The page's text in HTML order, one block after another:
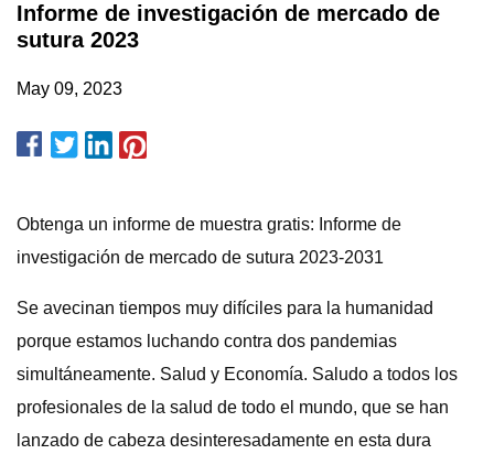
Informe de investigación de mercado de
sutura 2023
May 09, 2023
Obtenga un informe de muestra gratis: Informe de
investigación de mercado de sutura 2023-2031
Se avecinan tiempos muy difíciles para la humanidad
porque estamos luchando contra dos pandemias
simultáneamente. Salud y Economía. Saludo a todos los
profesionales de la salud de todo el mundo, que se han
lanzado de cabeza desinteresadamente en esta dura